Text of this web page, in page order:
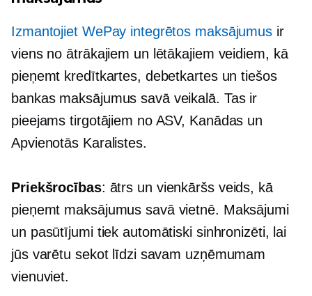
Izmantojiet WePay integrētos maksājumus ir
viens no ātrākajiem un lētākajiem veidiem, kā
pieņemt kredītkartes, debetkartes un tiešos
bankas maksājumus savā veikalā. Tas ir
pieejams tirgotājiem no ASV, Kanādas un
Apvienotās Karalistes.
Priekšrocības: ātrs un vienkāršs veids, kā
pieņemt maksājumus savā vietnē. Maksājumi
un pasūtījumi tiek automātiski sinhronizēti, lai
jūs varētu sekot līdzi savam uzņēmumam
vienuviet.